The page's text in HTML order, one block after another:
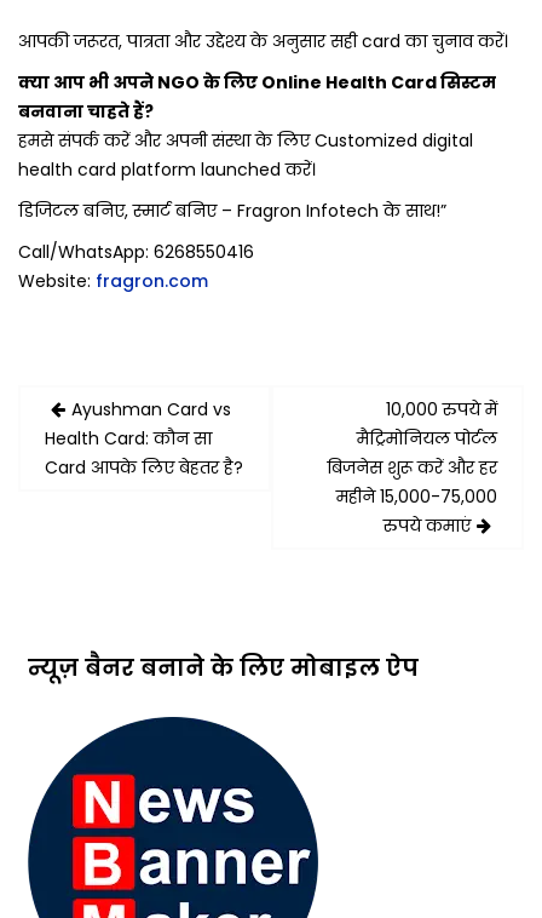
आपकी जरूरत, पात्रता और उद्देश्य के अनुसार सही card का चुनाव करें।
क्या आप भी अपने NGO के लिए Online Health Card सिस्टम
बनवाना चाहते हैं?
हमसे संपर्क करें और अपनी संस्था के लिए Customized digital
health card platform launched करें।
डिजिटल बनिए, स्मार्ट बनिए – Fragron Infotech के साथ!”
Call/WhatsApp: 6268550416
Website: fragron.com
Post
navigation
Ayushman Card vs
Health Card: कौन सा
Card आपके लिए बेहतर है?
10,000 रुपये में
मैट्रिमोनियल पोर्टल
बिजनेस शुरू करें और हर
महीने 15,000-75,000
रुपये कमाएं
न्यूज़ बैनर बनाने के लिए मोबाइल ऐप